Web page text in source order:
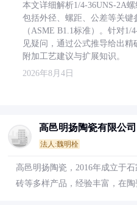
本文详细解析1/4-36UNS-2A
包括外径、螺距、公差等关
（ASME B1.1标准）。针对1/
见疑问，通过公式推导给出
附加工艺建议与扩展知识。
2026年8月4日
高邑明扬陶瓷有限公司
法人:魏明栓
高邑明扬陶瓷，2016年成立于
砖等多样产品，经验丰富，在陶